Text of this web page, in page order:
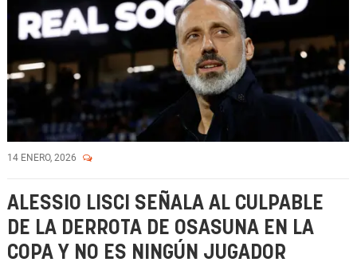
14 ENERO, 2026
ALESSIO LISCI SEÑALA AL CULPABLE
DE LA DERROTA DE OSASUNA EN LA
COPA Y NO ES NINGÚN JUGADOR